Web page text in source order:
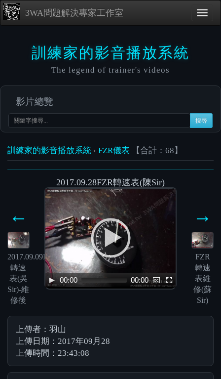
3WA問題解決專家工作室
訓練家的影音播放系統
The legend of trainer's videos
影片總覽
搜尋
訓練家的影音播放系統 › FZR儀表 【合計：68】
2017.09.28FZR轉速表(陳Sir)
←
2017.09.09FZR
轉速
表(吳
Sir)-維
修後
Video
Player
00:00 00:00
→
FZR
轉速
表維
修(蘇
Sir)
上傳者：羽山
上傳日期：2017年09月28
上傳時間：23:43:08